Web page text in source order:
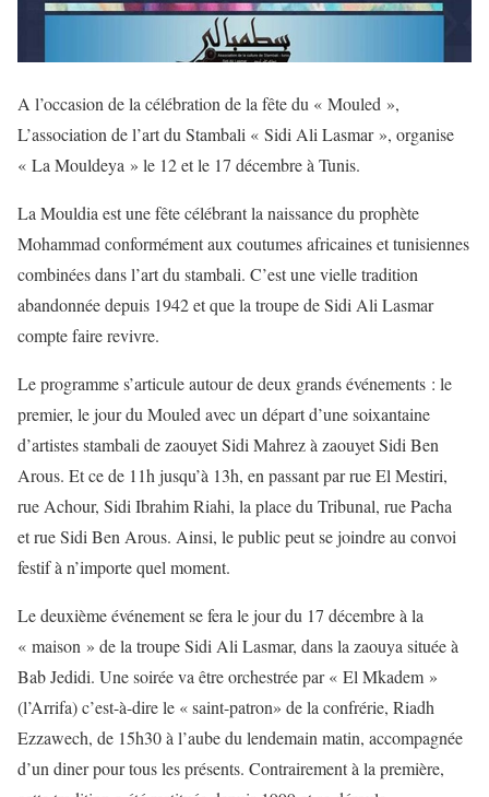
A l’occasion de la célébration de la fête du « Mouled »,
L’association de l’art du Stambali « Sidi Ali Lasmar », organise
« La Mouldeya » le 12 et le 17 décembre à Tunis.
La Mouldia est une fête célébrant la naissance du prophète
Mohammad conformément aux coutumes africaines et tunisiennes
combinées dans l’art du stambali. C’est une vielle tradition
abandonnée depuis 1942 et que la troupe de Sidi Ali Lasmar
compte faire revivre.
Le programme s’articule autour de deux grands événements : le
premier, le jour du Mouled avec un départ d’une soixantaine
d’artistes stambali de zaouyet Sidi Mahrez à zaouyet Sidi Ben
Arous. Et ce de 11h jusqu’à 13h, en passant par rue El Mestiri,
rue Achour, Sidi Ibrahim Riahi, la place du Tribunal, rue Pacha
et rue Sidi Ben Arous. Ainsi, le public peut se joindre au convoi
festif à n’importe quel moment.
Le deuxième événement se fera le jour du 17 décembre à la
« maison » de la troupe Sidi Ali Lasmar, dans la zaouya située à
Bab Jedidi. Une soirée va être orchestrée par « El Mkadem »
(l’Arrifa) c’est-à-dire le « saint-patron» de la confrérie, Riadh
Ezzawech, de 15h30 à l’aube du lendemain matin, accompagnée
d’un diner pour tous les présents. Contrairement à la première,